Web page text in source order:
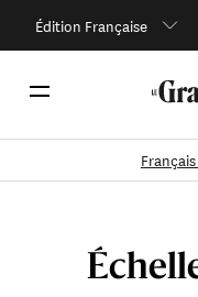
Édition Française
Français